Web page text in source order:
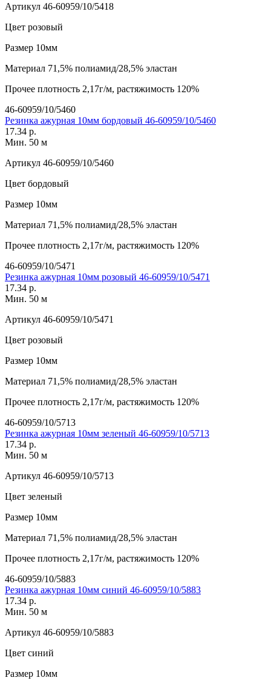
Артикул 46-60959/10/5418
Цвет розовый
Размер 10мм
Материал 71,5% полиамид/28,5% эластан
Прочее плотность 2,17г/м, растяжимость 120%
46-60959/10/5460
Резинка ажурная 10мм бордовый 46-60959/10/5460
17.34 р.
Мин. 50 м
Артикул 46-60959/10/5460
Цвет бордовый
Размер 10мм
Материал 71,5% полиамид/28,5% эластан
Прочее плотность 2,17г/м, растяжимость 120%
46-60959/10/5471
Резинка ажурная 10мм розовый 46-60959/10/5471
17.34 р.
Мин. 50 м
Артикул 46-60959/10/5471
Цвет розовый
Размер 10мм
Материал 71,5% полиамид/28,5% эластан
Прочее плотность 2,17г/м, растяжимость 120%
46-60959/10/5713
Резинка ажурная 10мм зеленый 46-60959/10/5713
17.34 р.
Мин. 50 м
Артикул 46-60959/10/5713
Цвет зеленый
Размер 10мм
Материал 71,5% полиамид/28,5% эластан
Прочее плотность 2,17г/м, растяжимость 120%
46-60959/10/5883
Резинка ажурная 10мм синий 46-60959/10/5883
17.34 р.
Мин. 50 м
Артикул 46-60959/10/5883
Цвет синий
Размер 10мм